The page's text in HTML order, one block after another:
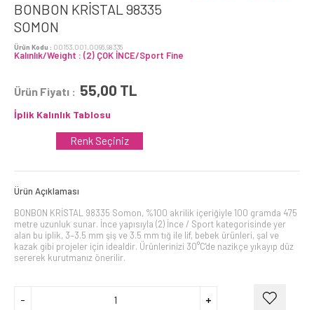
BONBON KRİSTAL 98335
SOMON
Ürün Kodu : 00153.001.0096.98335
Kalınlık/Weight : (2) ÇOK İNCE/Sport Fine
Ürün Fiyatı : 55,00 TL
İplik Kalınlık Tablosu
Renk Seçiniz
Ürün Açıklaması
BONBON KRİSTAL 98335 Somon, %100 akrilik içeriğiyle 100 gramda 475
metre uzunluk sunar. İnce yapısıyla (2) İnce / Sport kategorisinde yer
alan bu iplik, 3–3.5 mm şiş ve 3.5 mm tığ ile lif, bebek ürünleri, şal ve
kazak gibi projeler için idealdir. Ürünlerinizi 30°C'de nazikçe yıkayıp düz
sererek kurutmanız önerilir.